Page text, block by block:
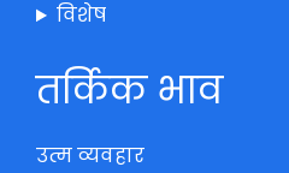
विशेष
तर्किक भाव
उत्म व्यवहार